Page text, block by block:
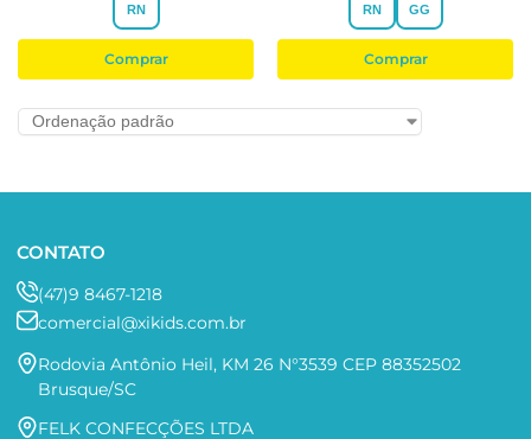
RN
Comprar
RN GG
Comprar
CONTATO
(47)9 8467-1218
comercial@xikids.com.br
Rodovia Antônio Heil, KM 26 N°3539 CEP 88352502
Brusque/SC
FELK CONFECÇÕES LTDA